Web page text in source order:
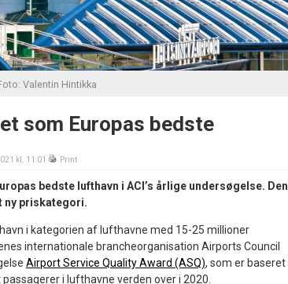
Valentin Hintikka
som Europas bedste
kl. 11:01 Print
bedste lufthavn i ACI’s årlige undersøgelse. Den
ny priskategori.
i kategorien af lufthavne med 15-25 millioner
internationale brancheorganisation Airports Council
Airport Service Quality Award (ASQ), som er baseret
i lufthavne verden over i 2020.